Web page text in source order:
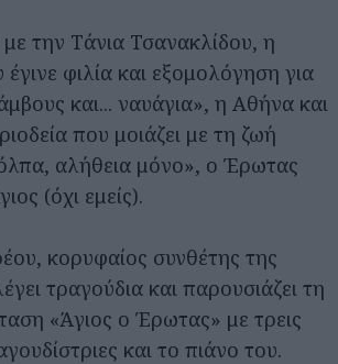
την Τάνια Τσανακλίδου, η
φιλία και εξομολόγηση για
και... ναυάγια», η Αθήνα και
που μοιάζει με τη ζωή
αλήθεια μόνο», ο Έρωτας
(όχι εμείς).
κορυφαίος συνθέτης της
τραγούδια και παρουσιάζει τη
«Άγιος ο Έρωτας» με τρεις
και το πιάνο του.